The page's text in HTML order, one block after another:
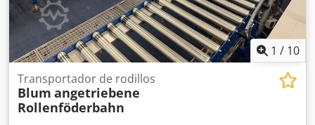
1 / 10
Transportador de rodillos
Blum angetriebene
Rollenföderbahn